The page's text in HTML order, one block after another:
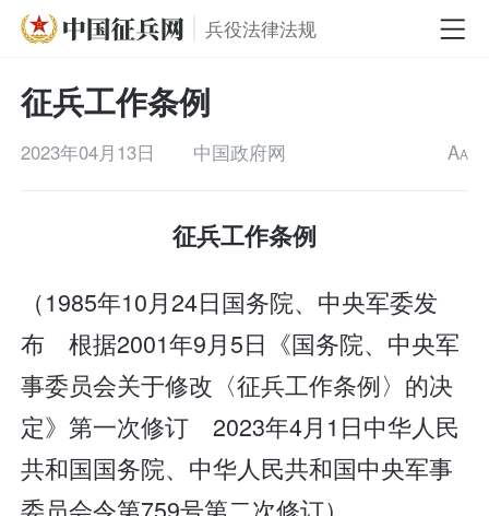
兵役法律法规
征兵工作条例
2023年04月13日 中国政府网 AA
征兵工作条例
（1985年10月24日国务院、中央军委发
布 根据2001年9月5日《国务院、中央军
事委员会关于修改〈征兵工作条例〉的决
定》第一次修订 2023年4月1日中华人民
共和国国务院、中华人民共和国中央军事
委员会令第759号第二次修订）